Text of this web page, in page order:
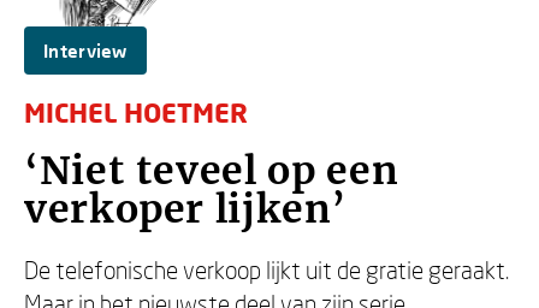
Interview
MICHEL HOETMER
‘Niet teveel op een
verkoper lijken’
De telefonische verkoop lijkt uit de gratie geraakt.